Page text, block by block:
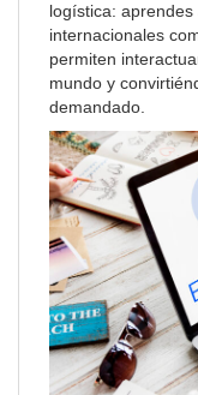
logística:
internacionales
permiten
mundo y
demandado.